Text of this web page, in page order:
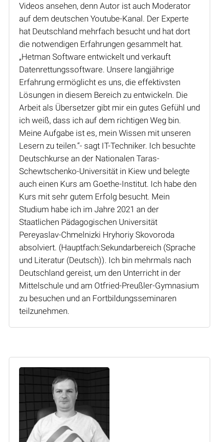
Videos ansehen, denn Autor ist auch Moderator
auf dem deutschen Youtube-Kanal. Der Experte
hat Deutschland mehrfach besucht und hat dort
die notwendigen Erfahrungen gesammelt hat.
„Hetman Software entwickelt und verkauft
Datenrettungssoftware. Unsere langjährige
Erfahrung ermöglicht es uns, die effektivsten
Lösungen in diesem Bereich zu entwickeln. Die
Arbeit als Übersetzer gibt mir ein gutes Gefühl und
ich weiß, dass ich auf dem richtigen Weg bin.
Meine Aufgabe ist es, mein Wissen mit unseren
Lesern zu teilen.“- sagt IT-Techniker. Ich besuchte
Deutschkurse an der Nationalen Taras-
Schewtschenko-Universität in Kiew und belegte
auch einen Kurs am Goethe-Institut. Ich habe den
Kurs mit sehr gutem Erfolg besucht. Mein
Studium habe ich im Jahre 2021 an der
Staatlichen Pädagogischen Universität
Pereyaslav-Chmelnizki Hryhoriy Skovoroda
absolviert. (Hauptfach:Sekundarbereich (Sprache
und Literatur (Deutsch)). Ich bin mehrmals nach
Deutschland gereist, um den Unterricht in der
Mittelschule und am Otfried-Preußler-Gymnasium
zu besuchen und an Fortbildungsseminaren
teilzunehmen.